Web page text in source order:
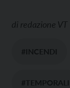
di redazione VT
#INCENDI
#TEMPORALI